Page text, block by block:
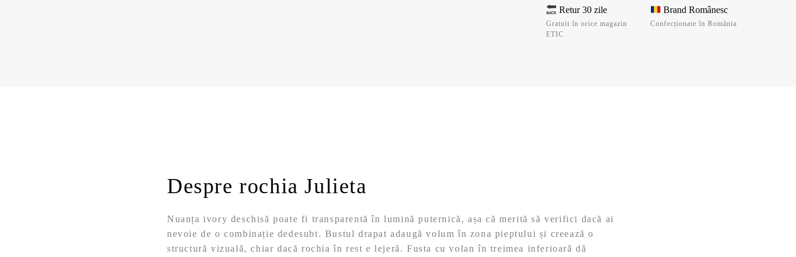
Retur 30 zile
Gratuit în orice magazin
ETIC
Brand Românesc
Confecționate în România
Despre rochia Julieta
Nuanța ivory deschisă poate fi transparentă în lumină puternică, așa că merită să verifici dacă ai
nevoie de o combinație dedesubt. Bustul drapat adaugă volum în zona pieptului și creează o
structură vizuală, chiar dacă rochia în rest e lejeră. Fusta cu volan în treimea inferioară dă